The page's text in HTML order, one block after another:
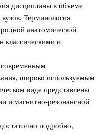
дисциплины в объеме
Терминология
анатомической
классическими и
современным
широко используемым
виде представлены
и магнитно-резонансной
подробно,